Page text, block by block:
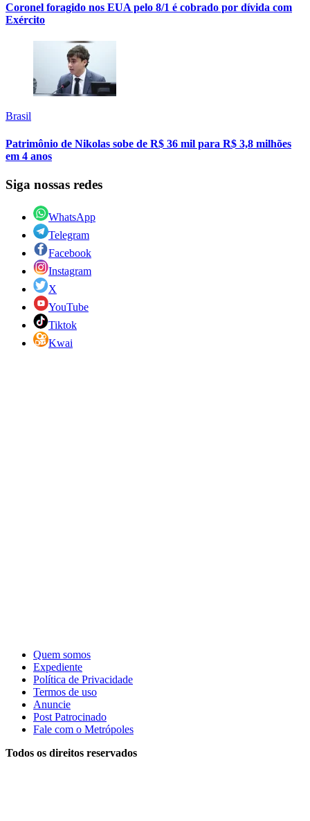
Coronel foragido nos EUA pelo 8/1 é cobrado por dívida com
Exército
Brasil
Patrimônio de Nikolas sobe de R$ 36 mil para R$ 3,8 milhões
em 4 anos
Siga nossas redes
WhatsApp
Telegram
Facebook
Instagram
X
YouTube
Tiktok
Kwai
Quem somos
Expediente
Política de Privacidade
Termos de uso
Anuncie
Post Patrocinado
Fale com o Metrópoles
Todos os direitos reservados